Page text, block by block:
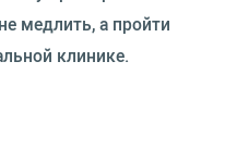
медлить, а пройти
клинике.